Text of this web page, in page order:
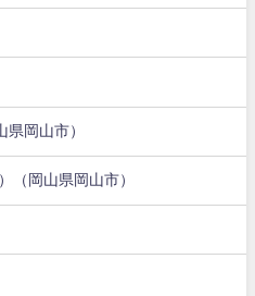
岡山市）
（岡山県岡山市）